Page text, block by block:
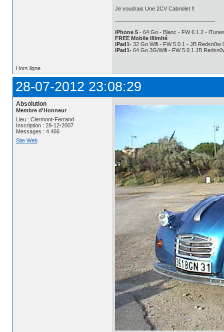
Je voudrais Une 2CV Cabriolet !!
iPhone 5- 64 Go - Blanc - FW 6.1.2 -
FREE Mobile Illimité
iPad1- 32 Go Wifi - FW 5.0.1 - JB Redsn0w
iPad1- 64 Go 3G/Wifi - FW 5.0.1 JB
Hors ligne
28-07-2012 23:08:29
Absolution
Membre d'Honneur
Lieu : Clermont-Ferrand
Inscription : 28-12-2007
Messages : 4 466
Site Web